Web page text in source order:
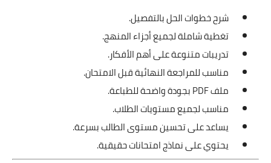
شرح خطوات الحل بالتفصيل.
تغطية شاملة لجميع أجزاء المنهج.
تدريبات متنوعة على أهم الأفكار.
مناسب للمراجعة النهائية قبل الامتحان.
ملف PDF بجودة واضحة للطباعة.
مناسب لجميع مستويات الطلاب.
يساعد على تحسين مستوى الطالب بسرعة.
يحتوي على نماذج امتحانات حقيقية.